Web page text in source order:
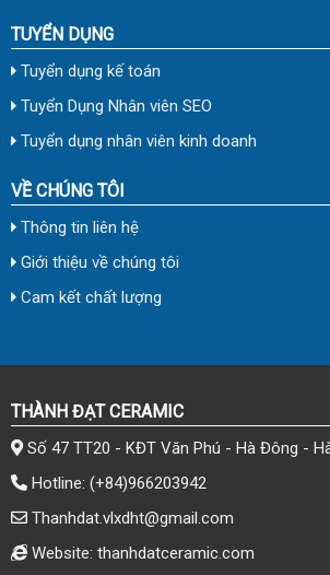
TUYỂN DỤNG
Tuyển dụng kế toán
Tuyển Dụng Nhân viên SEO
Tuyển dụng nhân viên kinh doanh
VỀ CHÚNG TÔI
Thông tin liên hệ
Giới thiệu về chúng tôi
Cam kết chất lượng
THÀNH ĐẠT CERAMIC
Số 47 TT20 - KĐT Văn Phú - Hà Đông -
Hotline: (+84)966203942
Thanhdat.vlxdht@gmail.com
Website: thanhdatceramic.com